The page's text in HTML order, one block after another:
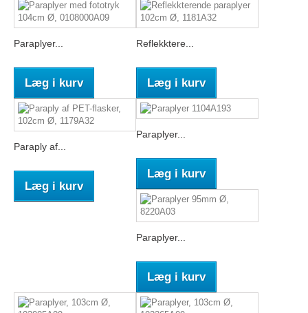
Paraplyer...
Læg i kurv
Reflekktere...
Læg i kurv
Paraply af...
Læg i kurv
Paraplyer...
Læg i kurv
Paraplyer...
Læg i kurv